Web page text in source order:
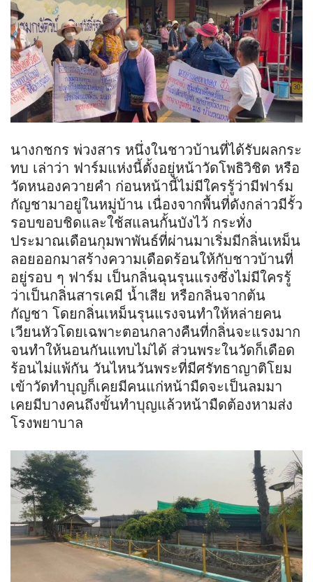
นางกชกร พ่วงสาร หนึ่งในชาวบ้านที่ได้รับผลกระ
ทบ เล่าว่า ฟาร์มแห่งนี้ตั้งอยู่หน้าวัดโพธิวิชิต หรือ
วัดหนองควายคำ ก่อนหน้านี้ไม่มีใครรู้ว่ามีฟาร์ม
กัญชามาอยู่ในหมู่บ้าน เนื่องจากพื้นที่ดังกล่าวมีรั้ว
รอบขอบชิดและใช้สแลนกั้นบังไว้ กระทั่ง
ประมาณเดือนกุมพาพันธ์ที่ผ่านมาเริ่มมีกลิ่นเหม็น
ลอยออกมาสร้างความเดือดร้อนให้กับชาวบ้านที่
อยู่รอบ ๆ ฟาร์ม เป็นกลิ่นฉุนรุนแรงซึ่งไม่มีใครรู้
ว่าเป็นกลิ่นสารเคมี น้ำเสีย หรือกลิ่นจากต้น
กัญชา โดยกลิ่นเหม็นรุนแรงจนทำให้หล่ายคน
เวียนหัวโดยเฉพาะตอนกลางคืนที่กลิ่นจะแรงมาก
จนทำให้นอนกันแทบไม่ได้ ส่วนพระในวัดก็เดือด
ร้อนไม่แพ้กัน วันไหนวันพระที่มีศรัทธาญาติโยม
เข้าวัดทำบุญก็เคยมีคนแก่หน้ามืดจะเป็นลมมา
เคยมีบางคนถึงขั้นทำบุญแล้วหน้ามืดต้องหามส่ง
โรงพยาบาล